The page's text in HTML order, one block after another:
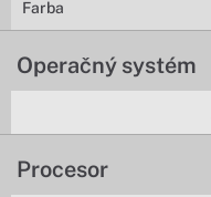
Farba
Operačný systém
Procesor